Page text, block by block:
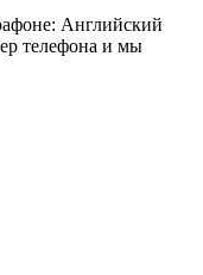
Английский
телефона и мы